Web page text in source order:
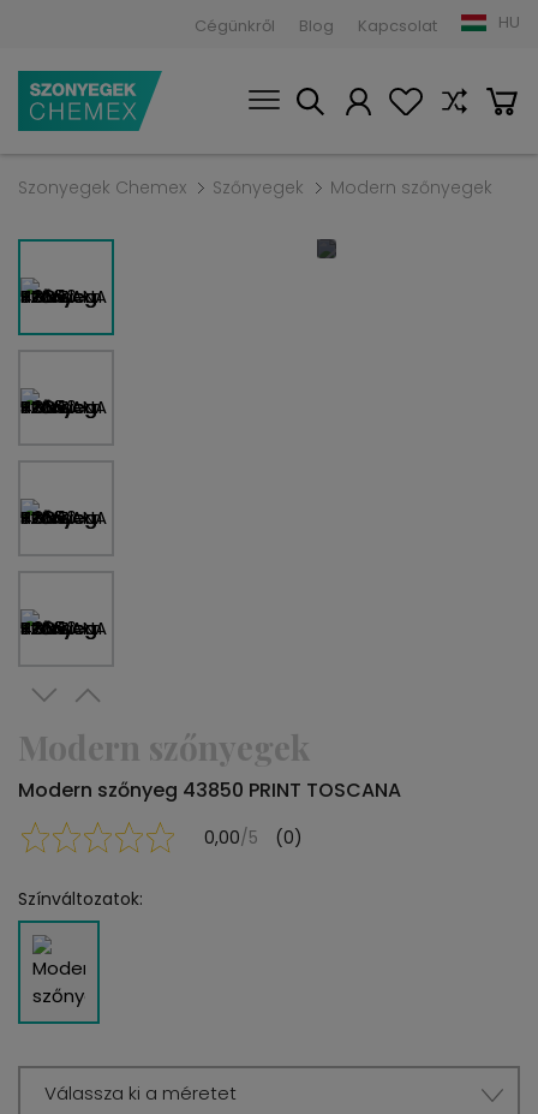
Cégünkről Blog Kapcsolat HU
Szonyegek Chemex Szőnyegek Modern szőnyegek
Modern szőnyegek
Modern szőnyeg 43850 PRINT TOSCANA
0,00/5 (0)
Színváltozatok:
Válassza ki a méretet